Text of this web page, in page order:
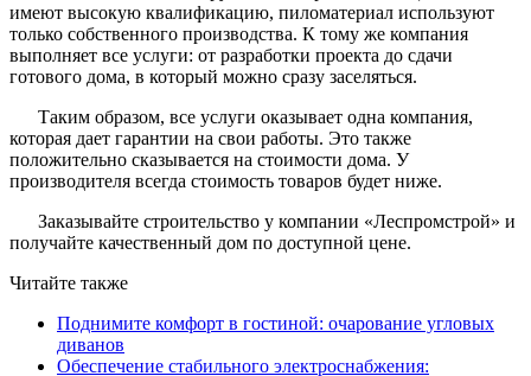
имеют высокую квалификацию, пиломатериал используют
только собственного производства. К тому же компания
выполняет все услуги: от разработки проекта до сдачи
готового дома, в который можно сразу заселяться.
Таким образом, все услуги оказывает одна компания,
которая дает гарантии на свои работы. Это также
положительно сказывается на стоимости дома. У
производителя всегда стоимость товаров будет ниже.
Заказывайте строительство у компании «Леспромстрой» и
получайте качественный дом по доступной цене.
Читайте также
Поднимите комфорт в гостиной: очарование угловых
диванов
Обеспечение стабильного электроснабжения: